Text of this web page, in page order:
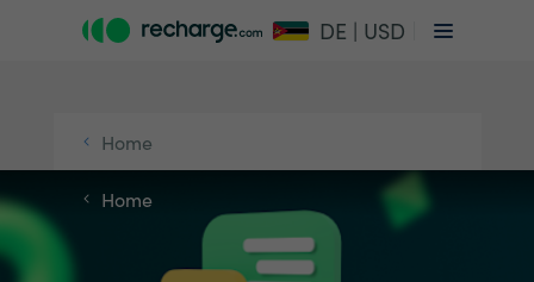
DE | USD
Home
Home